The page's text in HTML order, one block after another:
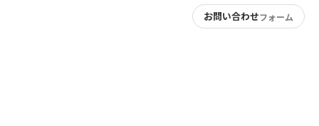
お問い合わせフォーム